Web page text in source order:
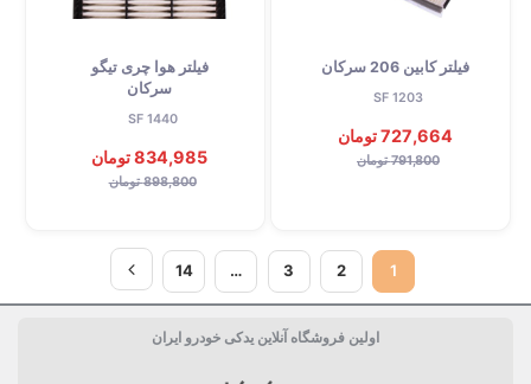
فیلتر کابین 206 سرکان
SF 1203
727,664 تومان
791,800 تومان
فیلتر هوا چری تیگو
سرکان
SF 1440
834,985 تومان
898,800 تومان
1
2
3
…
14
اولین فروشگاه آنلاین یدکی خودرو ایران